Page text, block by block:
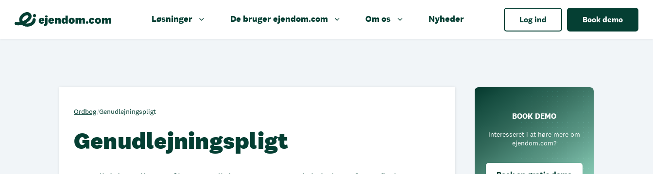
Løsninger De bruger ejendom.com Om os Nyheder Log ind Book demo
Ordbog/Genudlejningspligt
Genudlejningspligt
BOOK DEMO
Interesseret i at høre mere om
ejendom.com?